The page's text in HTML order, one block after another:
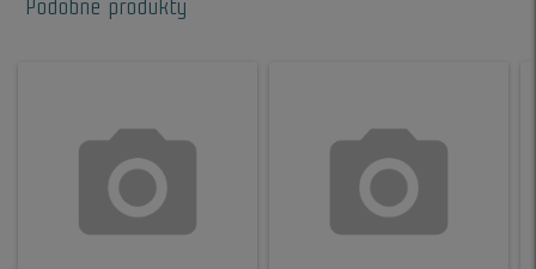
Podobne produkty